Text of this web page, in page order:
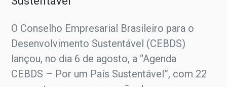
O Conselho Empresarial Brasileiro para o
Desenvolvimento Sustentável (CEBDS)
lançou, no dia 6 de agosto, a “Agenda
CEBDS – Por um País Sustentável”, com 22